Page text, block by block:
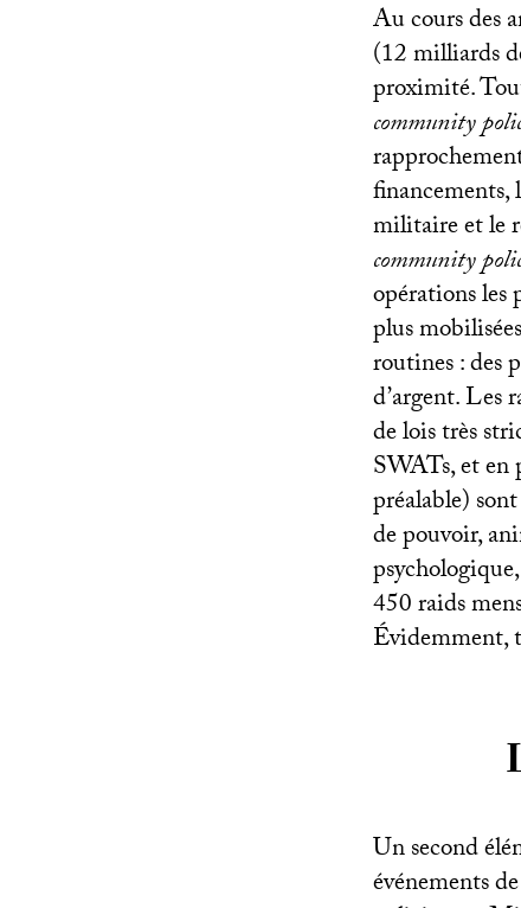
Au cours des
(12 milliards
proximité.
community
financements,
militaire et le
community
opérations les
plus
routines : des
d’argent. Les
de lois très
SWATs, et
préalable)
de pouvoir,
450 raids
Évidemment,
Un second
événements